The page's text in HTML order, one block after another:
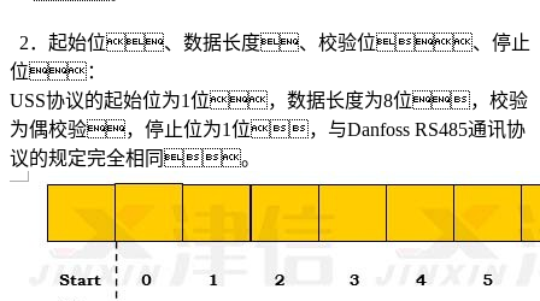
2．起始位、数据长度、校验位、停止
位：
USS协议的起始位为1位，数据长度为8位，校验
为偶校验，停止位为1位，与Danfoss RS485通讯协
议的规定完全相同。